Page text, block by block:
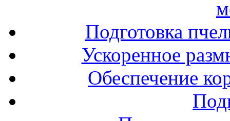
Подготовка
Ускоренное
Обеспечение